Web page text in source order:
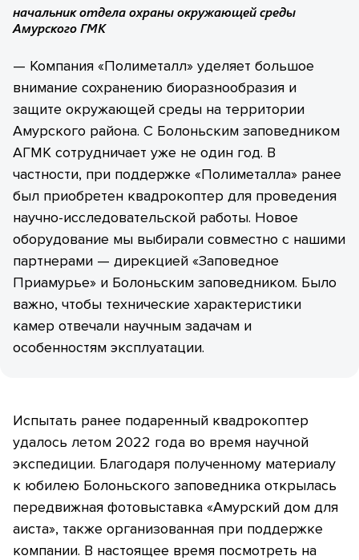
начальник отдела охраны окружающей среды
Амурского ГМК
— Компания «Полиметалл» уделяет большое
внимание сохранению биоразнообразия и
защите окружающей среды на территории
Амурского района. С Болоньским заповедником
АГМК сотрудничает уже не один год. В
частности, при поддержке «Полиметалла» ранее
был приобретен квадрокоптер для проведения
научно-исследовательской работы. Новое
оборудование мы выбирали совместно с нашими
партнерами — дирекцией «Заповедное
Приамурье» и Болоньским заповедником. Было
важно, чтобы технические характеристики
камер отвечали научным задачам и
особенностям эксплуатации.
Испытать ранее подаренный квадрокоптер
удалось летом 2022 года во время научной
экспедиции. Благодаря полученному материалу
к юбилею Болоньского заповедника открылась
передвижная фотовыставка «Амурский дом для
аиста», также организованная при поддержке
компании. В настоящее время посмотреть на